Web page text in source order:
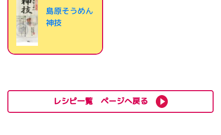
島原そうめん
神技
レシピ一覧 ページへ戻る